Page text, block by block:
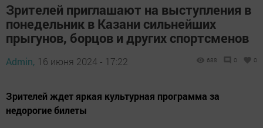
Зрителей приглашают на выступления в
понедельник в Казани сильнейших
прыгунов, борцов и других спортсменов
Admin, 16 июня 2024 - 17:22 688 0 0
Зрителей ждет яркая культурная программа за
недорогие билеты